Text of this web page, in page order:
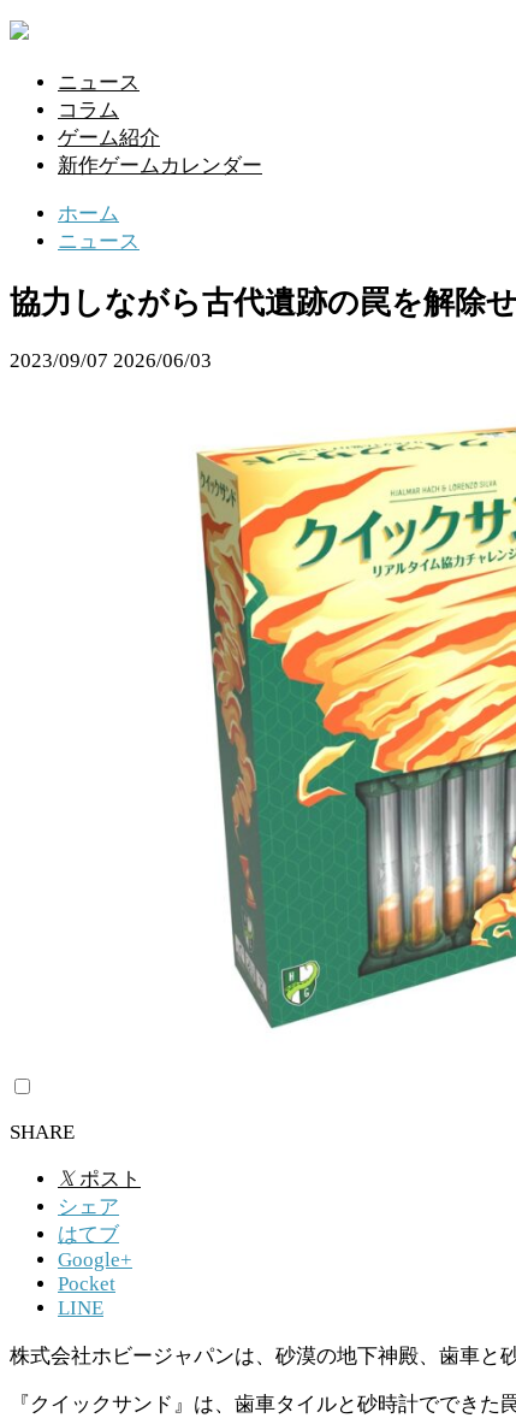
ニュース
コラム
ゲーム紹介
新作ゲームカレンダー
ホーム
ニュース
協力しながら古代遺跡の罠を解除
2023/09/07 2026/06/03
SHARE
𝕏 ポスト
シェア
はてブ
Google+
Pocket
LINE
株式会社ホビージャパンは、砂漠の地下神殿、歯車と
『クイックサンド』は、歯車タイルと砂時計ででき